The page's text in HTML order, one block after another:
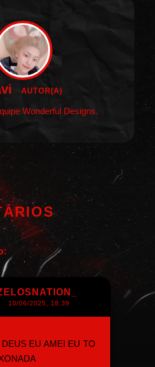
AUTOR(A)
Wonderful Designs.
10/06/2025, 18:39
EU AMEI EU TO